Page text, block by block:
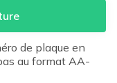
de plaque en
au format AA-